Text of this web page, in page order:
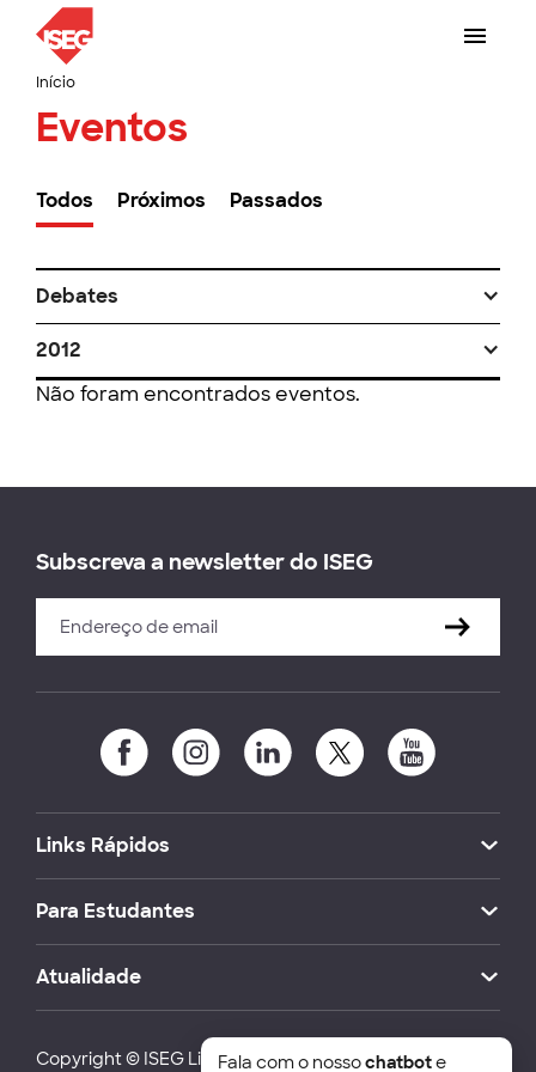
Início
Eventos
Todos Próximos Passados
Debates
2012
Não foram encontrados eventos.
Subscreva a newsletter do ISEG
Links Rápidos
Para Estudantes
Atualidade
Copyright © ISEG Lisbon School of Economics and
Fala com o nossochatbote